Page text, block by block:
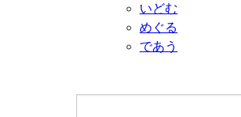
いどむ
めぐる
であう